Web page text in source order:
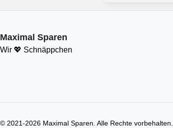
Maximal Sparen
Wir 💖 Schnäppchen
© 2021-2026 Maximal Sparen. Alle Rechte vorbehalten.